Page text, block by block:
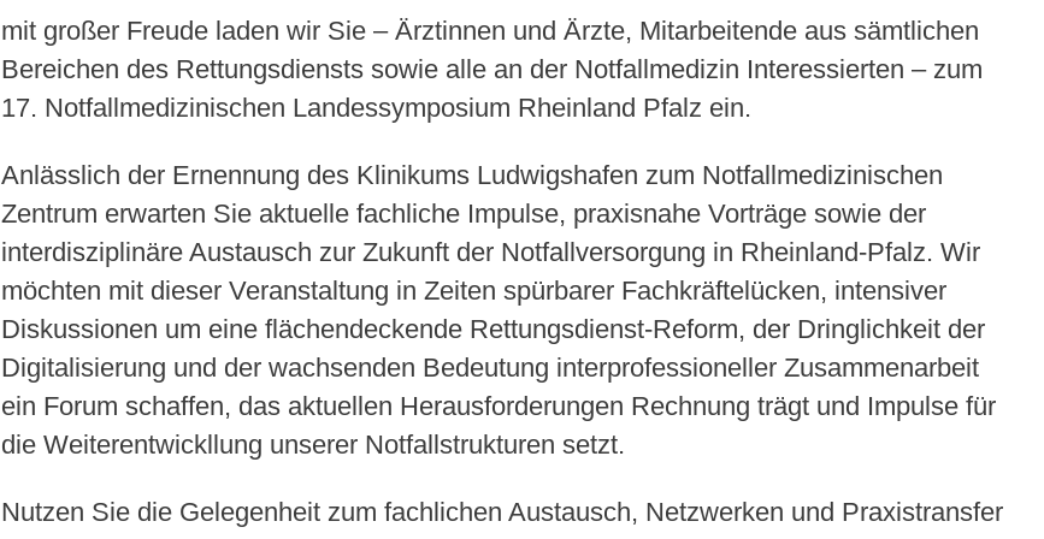
mit großer Freude laden wir Sie – Ärztinnen und Ärzte, Mitarbeitende aus sämtlichen
Bereichen des Rettungsdiensts sowie alle an der Notfallmedizin Interessierten – zum
17. Notfallmedizinischen Landessymposium Rheinland Pfalz ein.
Anlässlich der Ernennung des Klinikums Ludwigshafen zum Notfallmedizinischen
Zentrum erwarten Sie aktuelle fachliche Impulse, praxisnahe Vorträge sowie der
interdisziplinäre Austausch zur Zukunft der Notfallversorgung in Rheinland-Pfalz. Wir
möchten mit dieser Veranstaltung in Zeiten spürbarer Fachkräftelücken, intensiver
Diskussionen um eine flächendeckende Rettungsdienst-Reform, der Dringlichkeit der
Digitalisierung und der wachsenden Bedeutung interprofessioneller Zusammenarbeit
ein Forum schaffen, das aktuellen Herausforderungen Rechnung trägt und Impulse für
die Weiterentwickllung unserer Notfallstrukturen setzt.
Nutzen Sie die Gelegenheit zum fachlichen Austausch, Netzwerken und Praxistransfer